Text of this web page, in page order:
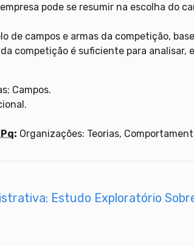
pode se resumir na escolha do
campos e armas da competição,
competição é suficiente para
Campos.
: Organizações: Teorias,
Estudo Exploratório